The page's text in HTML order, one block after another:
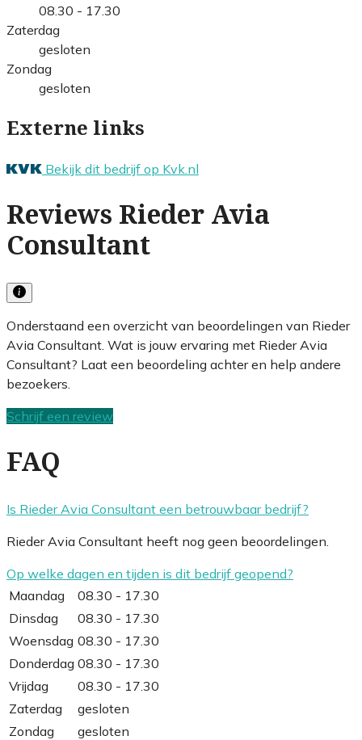
08.30 - 17.30
Zaterdag
gesloten
Zondag
gesloten
Externe links
Bekijk dit bedrijf op Kvk.nl
Reviews Rieder Avia
Consultant
Onderstaand een overzicht van beoordelingen van Rieder
Avia Consultant. Wat is jouw ervaring met Rieder Avia
Consultant? Laat een beoordeling achter en help andere
bezoekers.
Schrijf een review
FAQ
Is Rieder Avia Consultant een betrouwbaar bedrijf?
Rieder Avia Consultant heeft nog geen beoordelingen.
Op welke dagen en tijden is dit bedrijf geopend?
Maandag
08.30 - 17.30
Dinsdag
08.30 - 17.30
Woensdag 08.30 - 17.30
Donderdag 08.30 - 17.30
Vrijdag
08.30 - 17.30
Zaterdag
gesloten
Zondag
gesloten